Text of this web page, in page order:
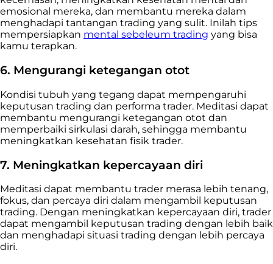
emosional mereka, dan membantu mereka dalam
menghadapi tantangan trading yang sulit. Inilah tips
mempersiapkan mental sebeleum trading yang bisa
kamu terapkan.
6. Mengurangi ketegangan otot
Kondisi tubuh yang tegang dapat mempengaruhi
keputusan trading dan performa trader. Meditasi dapat
membantu mengurangi ketegangan otot dan
memperbaiki sirkulasi darah, sehingga membantu
meningkatkan kesehatan fisik trader.
7. Meningkatkan kepercayaan diri
Meditasi dapat membantu trader merasa lebih tenang,
fokus, dan percaya diri dalam mengambil keputusan
trading. Dengan meningkatkan kepercayaan diri, trader
dapat mengambil keputusan trading dengan lebih baik
dan menghadapi situasi trading dengan lebih percaya
diri.